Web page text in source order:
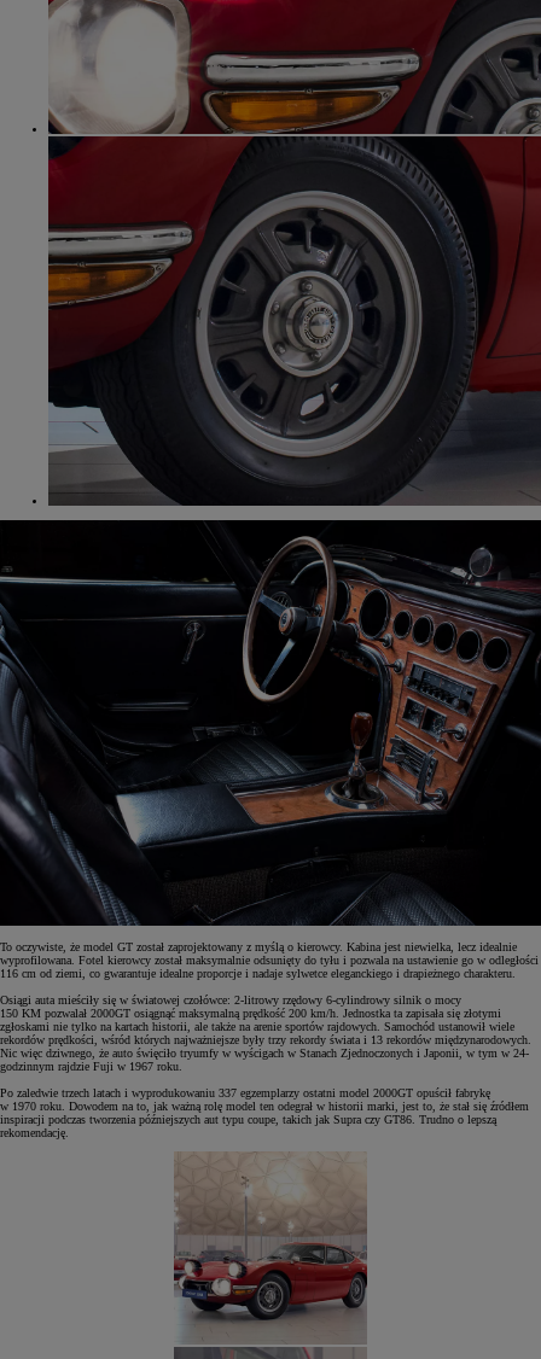
To oczywiste, że model GT został zaprojektowany z myślą o kierowcy. Kabina jest niewielka, lecz idealnie
wyprofilowana. Fotel kierowcy został maksymalnie odsunięty do tyłu i pozwala na ustawienie go w odległości
116 cm od ziemi, co gwarantuje idealne proporcje i nadaje sylwetce eleganckiego i drapieżnego charakteru.
Osiągi auta mieściły się w światowej czołówce: 2-litrowy rzędowy 6-cylindrowy silnik o mocy
150 KM pozwalał 2000GT osiągnąć maksymalną prędkość 200 km/h. Jednostka ta zapisała się złotymi
zgłoskami nie tylko na kartach historii, ale także na arenie sportów rajdowych. Samochód ustanowił wiele
rekordów prędkości, wśród których najważniejsze były trzy rekordy świata i 13 rekordów międzynarodowych.
Nic więc dziwnego, że auto święciło tryumfy w wyścigach w Stanach Zjednoczonych i Japonii, w tym w 24-
godzinnym rajdzie Fuji w 1967 roku.
Po zaledwie trzech latach i wyprodukowaniu 337 egzemplarzy ostatni model 2000GT opuścił fabrykę
w 1970 roku. Dowodem na to, jak ważną rolę model ten odegrał w historii marki, jest to, że stał się źródłem
inspiracji podczas tworzenia późniejszych aut typu coupe, takich jak Supra czy GT86. Trudno o lepszą
rekomendację.